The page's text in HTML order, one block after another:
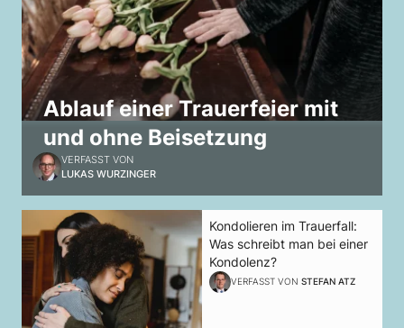
Ablauf einer Trauerfeier mit
und ohne Beisetzung
VERFASST VON
LUKAS WURZINGER
Kondolieren im Trauerfall:
Was schreibt man bei einer
Kondolenz?
VERFASST VON STEFAN ATZ